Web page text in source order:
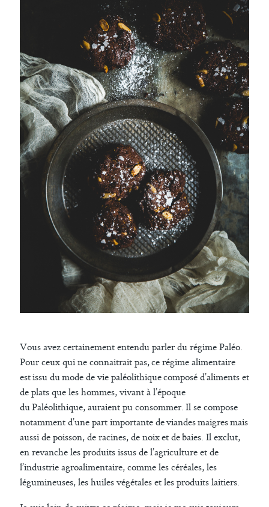
Vous avez certainement entendu parler du régime Paléo.
Pour ceux qui ne connaitrait pas, ce régime alimentaire
est issu du mode de vie paléolithique composé d’aliments et
de plats que les hommes, vivant à l’époque
du Paléolithique, auraient pu consommer. Il se compose
notamment d’une part importante de viandes maigres mais
aussi de poisson, de racines, de noix et de baies. Il exclut,
en revanche les produits issus de l’agriculture et de
l’industrie agroalimentaire, comme les céréales, les
légumineuses, les huiles végétales et les produits laitiers.